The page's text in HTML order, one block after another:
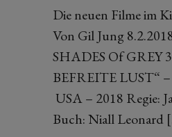
Die neuen Filme im
Von Gil Jung
SHADES Of GREY
BEFREITE LUST“
USA – 2018 Regie:
Buch: Niall Leonard